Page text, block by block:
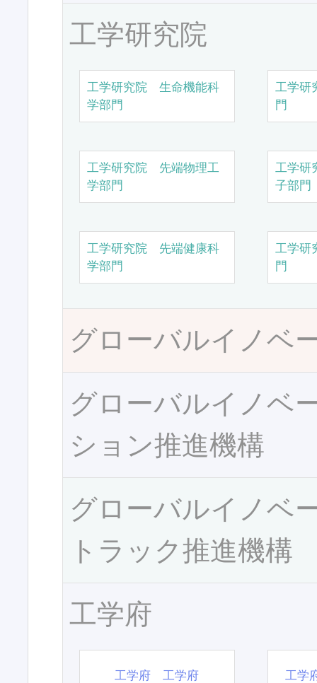
工学研究院
工学研究院 生命機能科
学部門
工学研
門
工学研究院 先端物理工
学部門
工学研
子部門
工学研究院 先端健康科
学部門
工学研
門
グローバルイノベ
グローバルイノベ
ション推進機構
グローバルイノベ
トラック推進機構
工学府
工学府 工学府 工学